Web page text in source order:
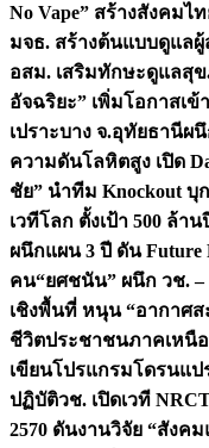
No Vape” สร้างสังคม
มจธ. สร้างต้นแบบดูแลผู้
อสม. เสริมทักษะดูแลสุ
อัจฉริยะ” เพิ่มโอกาสเ
เปราะบาง จ.อุทัยธานีผนึ
ความดันโลหิตสูง เปิด
ชัย” นำทีม Knockout บุ
เวทีโลก ตั้งเป้า 500 ล้า
ผนึกแผน 3 ปี ดัน Future
คน“ยศชนัน” ผนึก วช.
เชิงพื้นที่ หนุน “อากาศ
ชีวิตประชาชนภาคเหนื
เขียนโปรแกรมโดรนแ
ปฏิบัติวช. เปิดเวที
2570 ดันงานวิจัย “สังค